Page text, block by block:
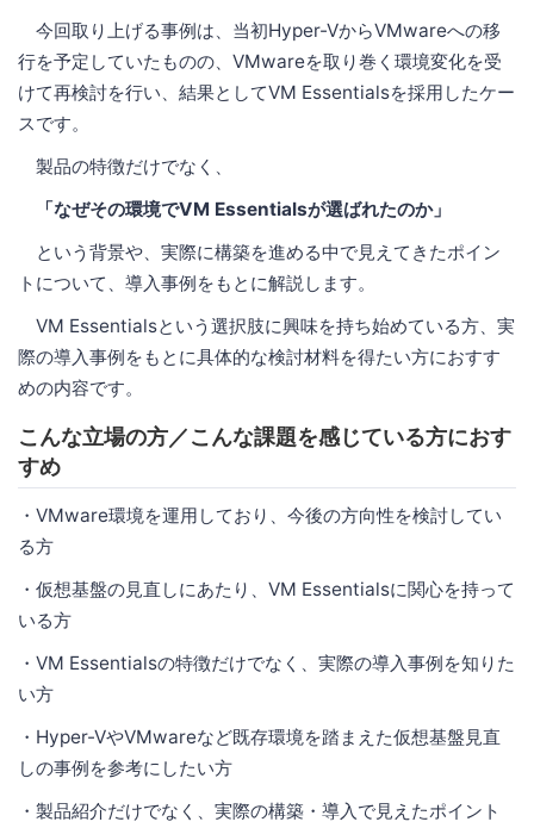
今回取り上げる事例は、当初Hyper-VからVMwareへの移
行を予定していたものの、VMwareを取り巻く環境変化を受
けて再検討を行い、結果としてVM Essentialsを採用したケー
スです。
製品の特徴だけでなく、
「なぜその環境でVM Essentialsが選ばれたのか」
という背景や、実際に構築を進める中で見えてきたポイン
トについて、導入事例をもとに解説します。
VM Essentialsという選択肢に興味を持ち始めている方、実
際の導入事例をもとに具体的な検討材料を得たい方におすす
めの内容です。
こんな立場の方／こんな課題を感じている方におす
すめ
・VMware環境を運用しており、今後の方向性を検討してい
る方
・仮想基盤の見直しにあたり、VM Essentialsに関心を持って
いる方
・VM Essentialsの特徴だけでなく、実際の導入事例を知りた
い方
・Hyper-VやVMwareなど既存環境を踏まえた仮想基盤見直
しの事例を参考にしたい方
・製品紹介だけでなく、実際の構築・導入で見えたポイント